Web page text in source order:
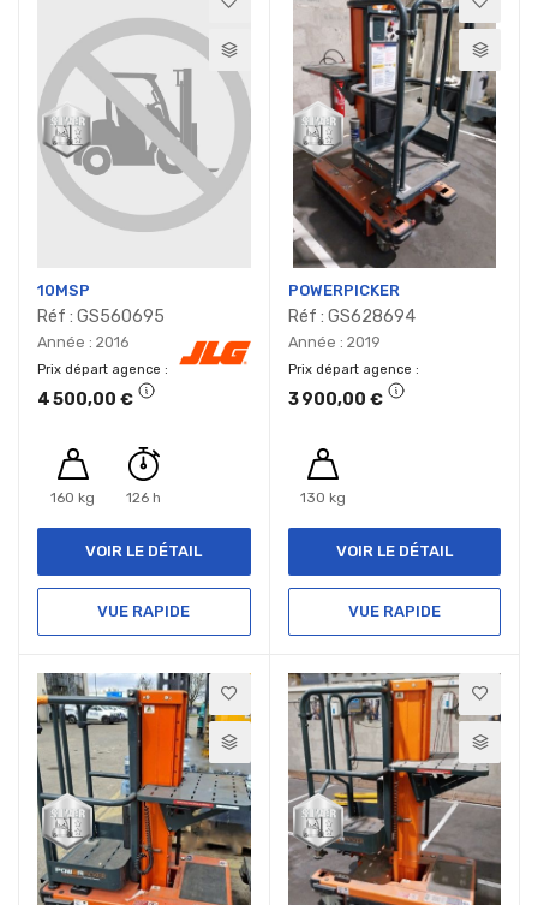
10MSP
Réf : GS560695
Année : 2016
Prix départ agence
4 500,00 €
160 kg 126 h
VOIR LE DÉTAIL
VUE RAPIDE
POWERPICKER
Réf : GS628694
Année : 2019
Prix départ agence
3 900,00 €
130 kg
VOIR LE DÉTAIL
VUE RAPIDE